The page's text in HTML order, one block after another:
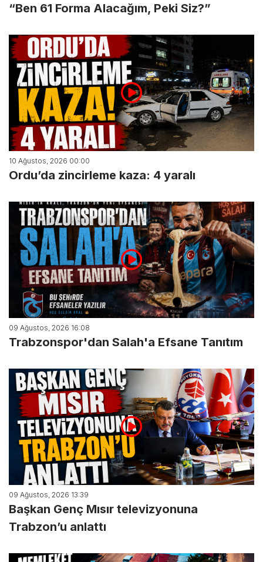
“Ben 61 Forma Alacağım, Peki Siz?”
10 Ağustos, 2026 00:00
Ordu’da zincirleme kaza: 4 yaralı
09 Ağustos, 2026 16:08
Trabzonspor'dan Salah'a Efsane Tanıtım
09 Ağustos, 2026 13:39
Başkan Genç Mısır televizyonuna
Trabzon’u anlattı